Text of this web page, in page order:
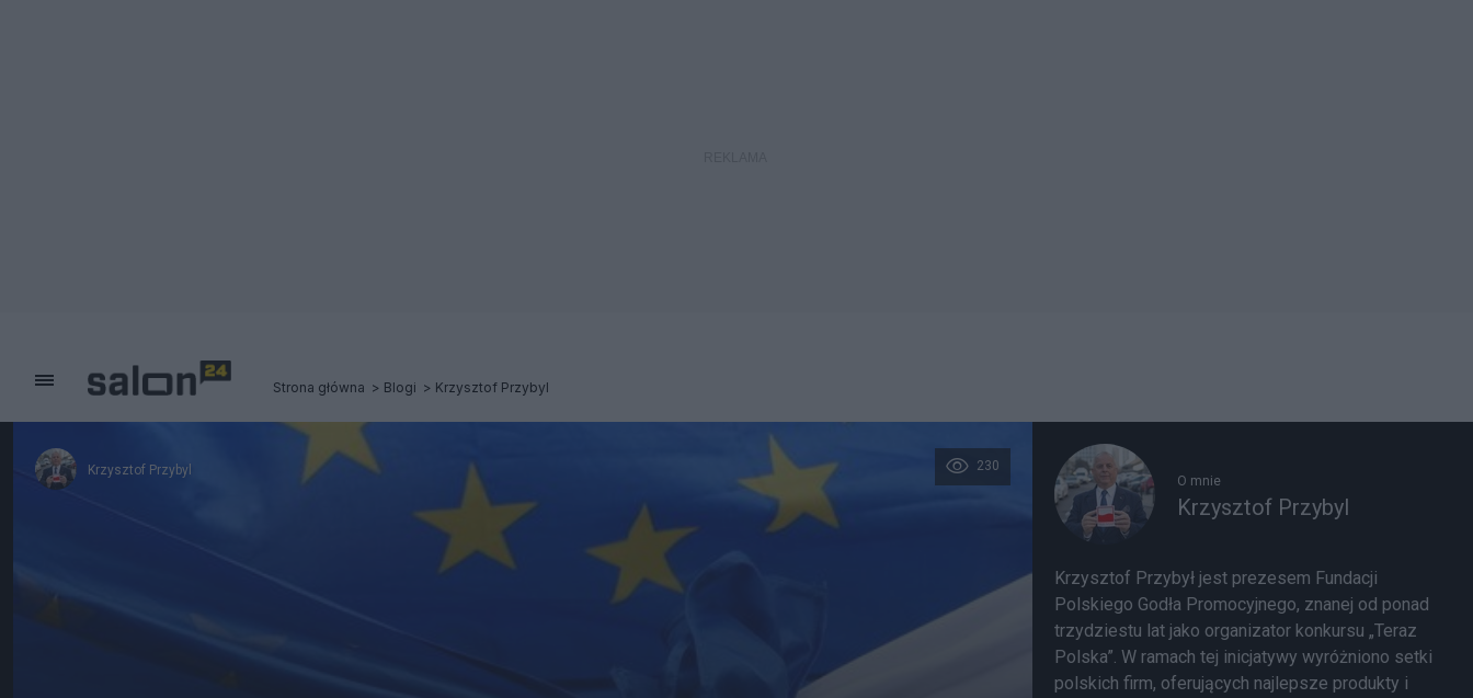
Strona główna Blogi Krzysztof Przybyl
Krzysztof Przybyl 230
O mnie
Krzysztof Przybyl
Krzysztof Przybył jest prezesem Fundacji
Polskiego Godła Promocyjnego, znanej od ponad
trzydziestu lat jako organizator konkursu „Teraz
Polska”. W ramach tej inicjatywy wyróżniono setki
polskich firm, oferujących najlepsze produkty i